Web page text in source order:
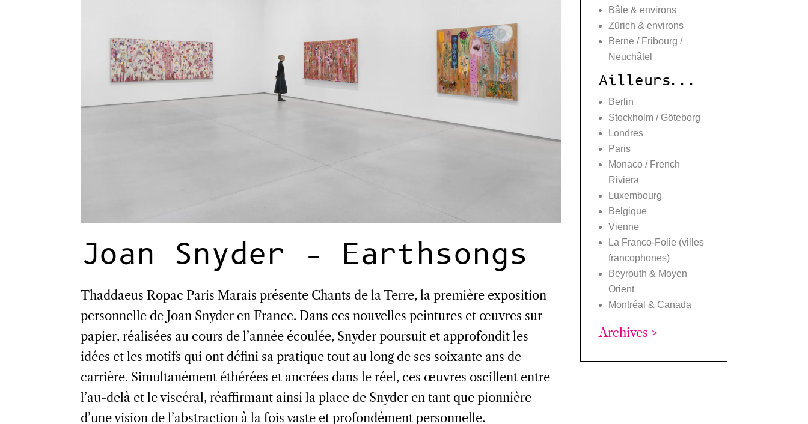
Joan Snyder – Earthsongs
Thaddaeus Ropac Paris Marais présente Chants de la Terre, la première exposition
personnelle de Joan Snyder en France. Dans ces nouvelles peintures et œuvres sur
papier, réalisées au cours de l’année écoulée, Snyder poursuit et approfondit les
idées et les motifs qui ont défini sa pratique tout au long de ses soixante ans de
carrière. Simultanément éthérées et ancrées dans le réel, ces œuvres oscillent entre
l’au-delà et le viscéral, réaffirmant ainsi la place de Snyder en tant que pionnière
d’une vision de l’abstraction à la fois vaste et profondément personnelle.
Bâle & environs
Zürich & environs
Berne / Fribourg /
Neuchâtel
Ailleurs...
Berlin
Stockholm / Göteborg
Londres
Paris
Monaco / French
Riviera
Luxembourg
Belgique
Vienne
La Franco-Folie (villes
francophones)
Beyrouth & Moyen
Orient
Montréal & Canada
Archives >